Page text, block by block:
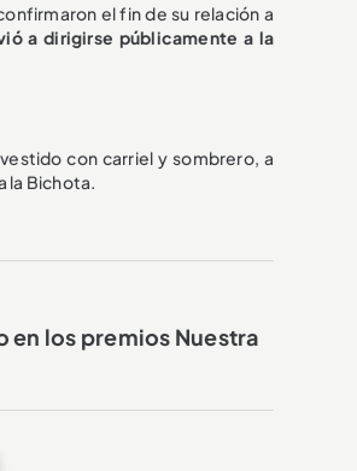
el fin de su relación a
a dirigirse públicamente a la
con carriel y sombrero, a
la Bichota.
en los premios Nuestra